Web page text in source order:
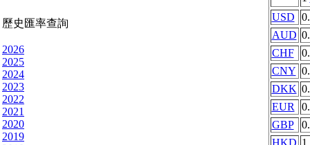
歷史匯率查詢
2026
2025
2024
2023
2022
2021
2020
2019
USD
AUD
CHF
CNY
DKK
EUR
GBP